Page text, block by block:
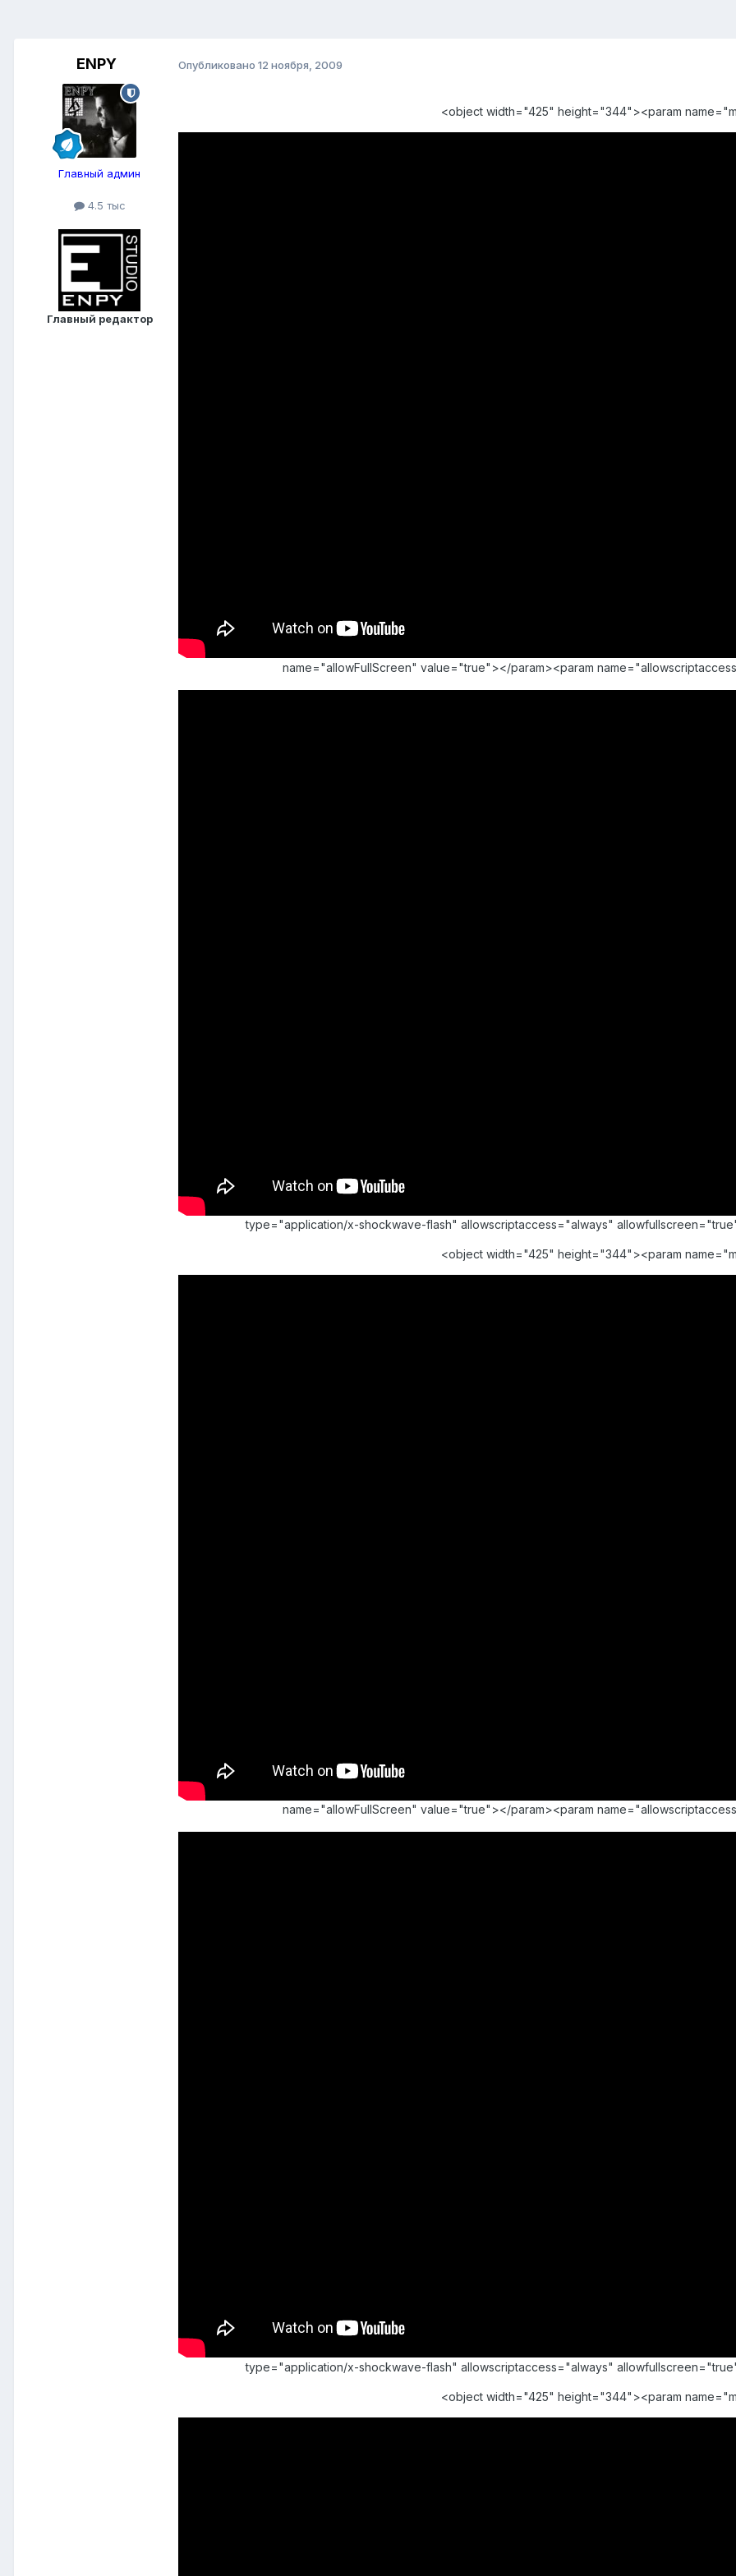
ENPY
Главный админ
4.5 тыс
Главный редактор
Опубликовано 12 ноября, 2009
<object width="425" height="344"><param
name="allowFullScreen" value="true"></param><param
type="application/x-shockwave-flash" allowscriptaccess="always"
<object width="425" height="344"><param
name="allowFullScreen" value="true"></param><param
type="application/x-shockwave-flash" allowscriptaccess="always"
<object width="425" height="344"><param